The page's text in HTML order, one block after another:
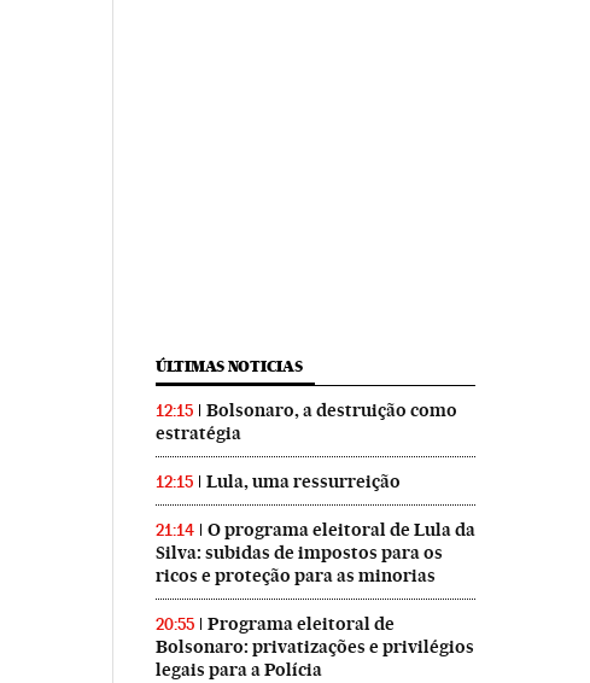
ÚLTIMAS NOTICIAS
12:15
Bolsonaro, a destruição como
estratégia
12:15 Lula, uma ressurreição
21:14
O programa eleitoral de Lula da
Silva: subidas de impostos para os
ricos e proteção para as minorias
20:55
Programa eleitoral de
Bolsonaro: privatizações e privilégios
legais para a Polícia